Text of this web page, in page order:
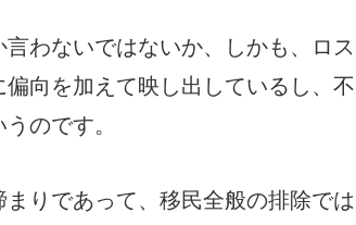
わないではないか、しかも、ロス
向を加えて映し出しているし、不
のです。
りであって、移民全般の排除では